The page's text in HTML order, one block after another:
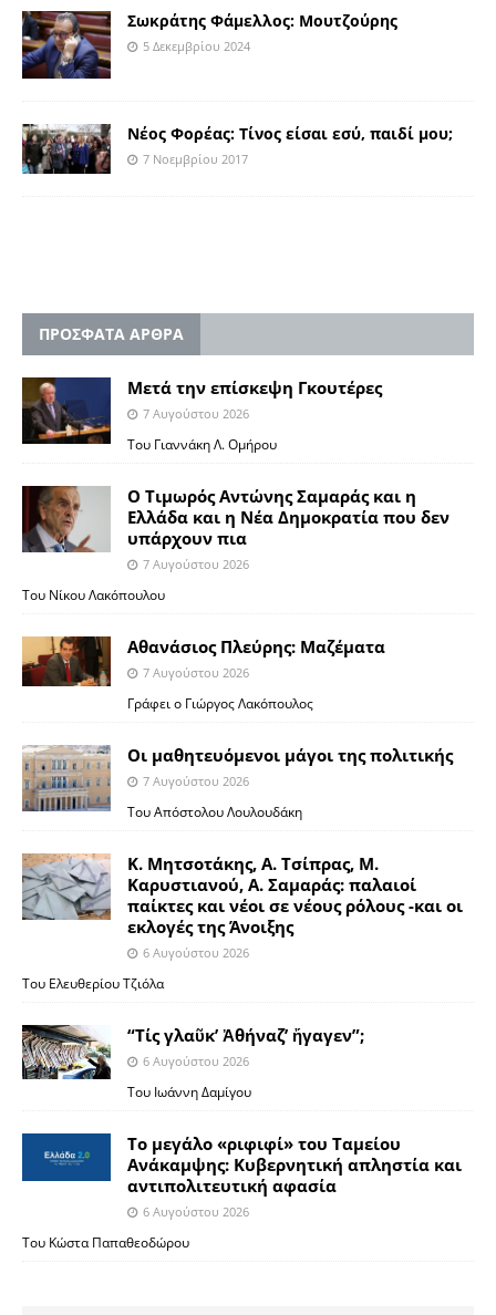
Σωκράτης Φάμελλος: Μουτζούρης
5 Δεκεμβρίου 2024
Nέος Φορέας: Tίνος είσαι εσύ, παιδί μου;
7 Νοεμβρίου 2017
ΠΡΟΣΦΑΤΑ ΑΡΘΡΑ
Μετά την επίσκεψη Γκουτέρες
7 Αυγούστου 2026
Του Γιαννάκη Λ. Ομήρου
Ο Τιμωρός Αντώνης Σαμαράς και η
Ελλάδα και η Νέα Δημοκρατία που δεν
υπάρχουν πια
7 Αυγούστου 2026
Του Νίκου Λακόπουλου
Αθανάσιος Πλεύρης: Μαζέματα
7 Αυγούστου 2026
Γράφει ο Γιώργος Λακόπουλος
Οι μαθητευόμενοι μάγοι της πολιτικής
7 Αυγούστου 2026
Του Απόστολου Λουλουδάκη
Κ. Μητσοτάκης, Α. Τσίπρας, Μ.
Καρυστιανού, Α. Σαμαράς: παλαιοί
παίκτες και νέοι σε νέους ρόλους -και οι
εκλογές της Άνοιξης
6 Αυγούστου 2026
Του Ελευθερίου Τζιόλα
“Τίς γλαῦκ’ Ἀθήναζ’ ἤγαγεν”;
6 Αυγούστου 2026
Του Ιωάννη Δαμίγου
Το μεγάλο «ριφιφί» του Ταμείου
Ανάκαμψης: Κυβερνητική απληστία και
αντιπολιτευτική αφασία
6 Αυγούστου 2026
Του Κώστα Παπαθεοδώρου